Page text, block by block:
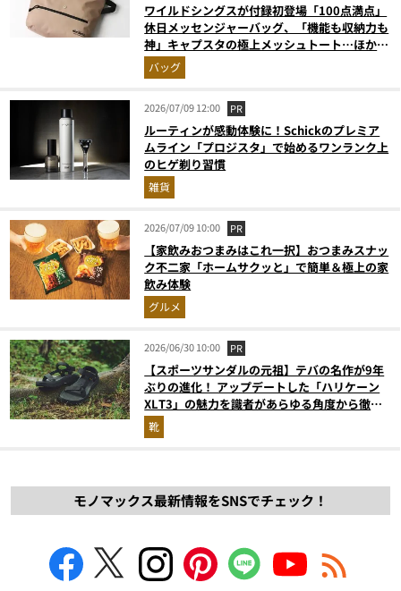
ワイルドシングスが付録初登場「100点満点」
休日メッセンジャーバッグ、「機能も収納力も
神」キャプスタの極上メッシュトート…ほか
【付録の人気記事ランキングベスト3】（2026
年5月版）
バッグ
2026/07/09 12:00 PR
ルーティンが感動体験に！Schickのプレミア
ムライン「プロジスタ」で始めるワンランク上
のヒゲ剃り習慣
雑貨
2026/07/09 10:00 PR
【家飲みおつまみはこれ一択】おつまみスナッ
ク不二家「ホームサクッと」で簡単＆極上の家
飲み体験
グルメ
2026/06/30 10:00 PR
【スポーツサンダルの元祖】テバの名作が9年
ぶりの進化！ アップデートした「ハリケーン
XLT3」の魅力を識者があらゆる角度から徹底
解説！
靴
モノマックス最新情報をSNSでチェック！